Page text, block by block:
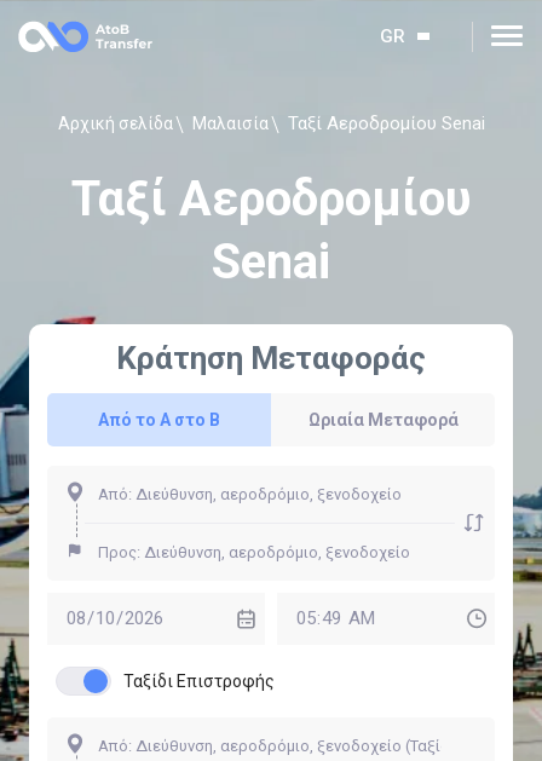
GR
Αρχική σελίδα Μαλαισία Ταξί Αεροδρομίου Senai
Ταξί Αεροδρομίου
Senai
Κράτηση Μεταφοράς
Από το Α στο Β Ωριαία Μεταφορά
Ταξίδι Επιστροφής